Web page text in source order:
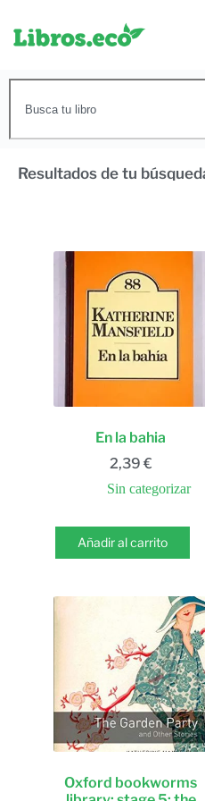
Resultados de tu
En la bahia
2,39 €
Sin categorizar
Añadir al carrito
Oxford bookworms